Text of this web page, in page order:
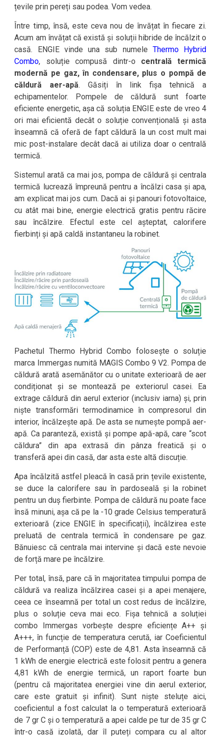
țevile prin pereți sau podea. Vom vedea.
Între timp, însă, este ceva nou de învățat în fiecare zi.
Acum am învățat că există și soluții hibride de încălzit o
casă. ENGIE vinde una sub numele Thermo Hybrid
Combo, soluție compusă dintr-o centrală termică
modernă pe gaz, în condensare, plus o pompă de
căldură aer-apă. Găsiți în link fișa tehnică a
echipamentelor. Pompele de căldură sunt foarte
eficiente energetic, așa că soluția ENGIE este de vreo 4
ori mai eficientă decât o soluție convențională și asta
înseamnă că oferă de fapt căldură la un cost mult mai
mic post-instalare decât dacă ai utiliza doar o centrală
termică.
Sistemul arată ca mai jos, pompa de căldură și centrala
termică lucrează împreună pentru a încălzi casa și apa,
am explicat mai jos cum. Dacă ai și panouri fotovoltaice,
cu atât mai bine, energie electrică gratis pentru răcire
sau încălzire. Efectul este cel așteptat, calorifere
fierbinți și apă caldă instantaneu la robinet.
Pachetul Thermo Hybrid Combo folosește o soluție
marca Immergas numită MAGIS Combo 9 V2. Pompa de
căldură arată asemănător cu o unitate exterioară de aer
condiționat și se montează pe exteriorul casei. Ea
extrage căldură din aerul exterior (inclusiv iarna) și, prin
niște transformări termodinamice în compresorul din
interior, încălzește apă. De asta se numește pompă aer-
apă. Ca paranteză, există și pompe apă-apă, care “scot
căldura” din apa extrasă din pânza freatică și o
transferă apei din casă, dar asta este altă discuție.
Apa încălzită astfel pleacă în casă prin țevile existente,
se duce la calorifere sau în pardoseală și la robinet
pentru un duș fierbinte. Pompa de căldură nu poate face
însă minuni, așa că pe la -10 grade Celsius temperatură
exterioară (zice ENGIE în specificații), încălzirea este
preluată de centrala termică în condensare pe gaz.
Bănuiesc că centrala mai intervine și dacă este nevoie
de forță mare pe încălzire.
Per total, însă, pare că în majoritatea timpului pompa de
căldură va realiza încălzirea casei și a apei menajere,
ceea ce înseamnă per total un cost redus de încălzire,
plus o soluție ceva mai eco. Fișa tehnică a soluției
combo Immergas vorbește despre eficiențe A++ și
A+++, în funcție de temperatura cerută, iar Coeficientul
de Performanță (COP) este de 4,81. Asta înseamnă că
1 kWh de energie electrică este folosit pentru a genera
4,81 kWh de energie termică, un raport foarte bun
(pentru că majoritatea energiei vine din aerul exterior,
care este gratuit și infinit). Sunt niște steluțe aici,
coeficientul a fost calculat la o temperatură exterioară
de 7 gr C și o temperatură a apei calde pe tur de 35 gr C
într-o casă izolată, dar îl puteți compara cu al altor